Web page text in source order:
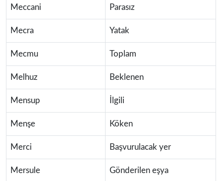
Meccani Parasız
Mecra Yatak
Mecmu Toplam
Melhuz Beklenen
Mensup İlgili
Menşe Köken
Merci Başvurulacak yer
Mersule Gönderilen eşya